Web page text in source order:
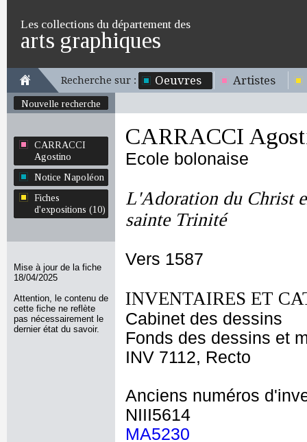
Les collections du département des
arts graphiques
Recherche sur : Oeuvres Artistes
Nouvelle recherche
CARRACCI
Agostino
Notice Napoléon
Fiches
d'expositions (10)
Mise à jour de la fiche
18/04/2025
Attention, le contenu de
cette fiche ne reflète
pas nécessairement le
dernier état du savoir.
CARRACCI
Ecole bolonaise
L'Adoration du Christ
sainte Trinité
Vers 1587
INVENTAIRES ET
Cabinet des dessins
Fonds des dessins et
INV 7112, Recto
Anciens numéros
NIII5614
MA5230